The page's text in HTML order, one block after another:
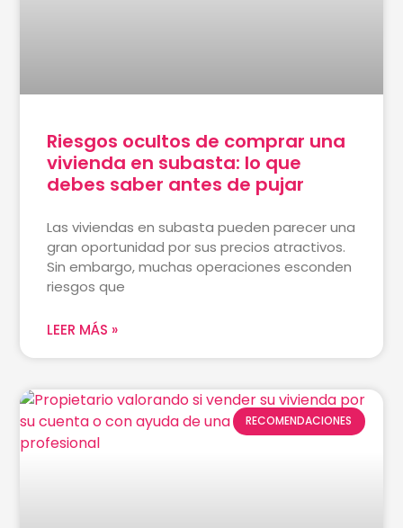
Riesgos ocultos de comprar una
vivienda en subasta: lo que
debes saber antes de pujar
Las viviendas en subasta pueden parecer una
gran oportunidad por sus precios atractivos.
Sin embargo, muchas operaciones esconden
riesgos que
LEER MÁS »
RECOMENDACIONES